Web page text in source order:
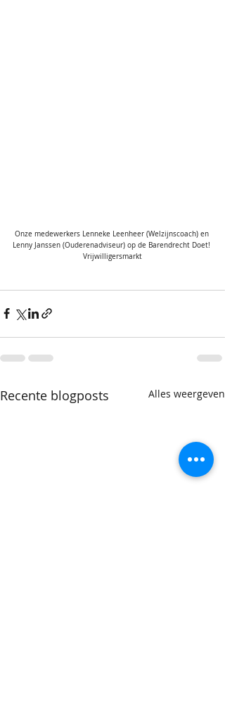
Onze medewerkers Lenneke Leenheer (Welzijnscoach) en
Lenny Janssen (Ouderenadviseur) op de Barendrecht Doet!
Vrijwilligersmarkt
Recente blogposts Alles weergeven